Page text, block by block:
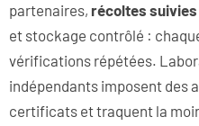
partenaires, récoltes
et stockage contrôlé :
vérifications répétées.
indépendants imposent des
certificats et traquent la